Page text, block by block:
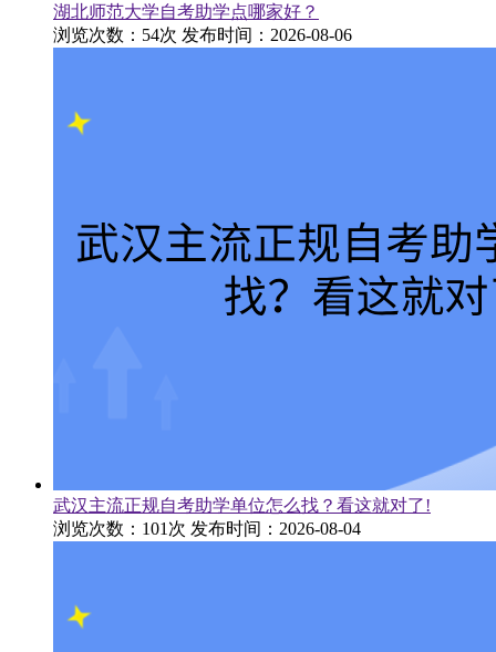
湖北师范大学自考助学点哪家好？
浏览次数：54次 发布时间：2026-08-06
武汉主流正规自考助学单位怎么找？看这就对了!
浏览次数：101次 发布时间：2026-08-04